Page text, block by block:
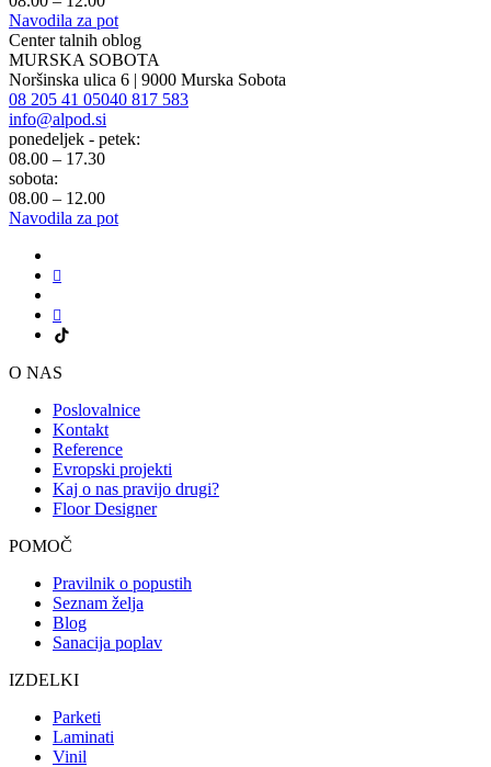
Navodila za pot
Center talnih oblog
MURSKA SOBOTA
Noršinska ulica 6 | 9000 Murska Sobota
08 205 41 05040 817 583
info@alpod.si
ponedeljek - petek:
08.00 – 17.30
sobota:
08.00 – 12.00
Navodila za pot
O NAS
Poslovalnice
Kontakt
Reference
Evropski projekti
Kaj o nas pravijo drugi?
Floor Designer
POMOČ
Pravilnik o popustih
Seznam želja
Blog
Sanacija poplav
IZDELKI
Parketi
Laminati
Vinil